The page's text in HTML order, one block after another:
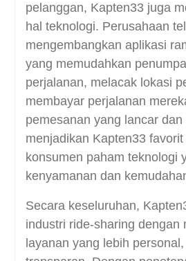
pelanggan, Kapten33 juga
hal teknologi. Perusahaan
mengembangkan aplikasi
yang memudahkan
perjalanan, melacak lokasi
membayar perjalanan
pemesanan yang lancar dan
menjadikan Kapten33
konsumen paham teknologi
kenyamanan dan
Secara keseluruhan,
industri ride-sharing dengan
layanan yang lebih